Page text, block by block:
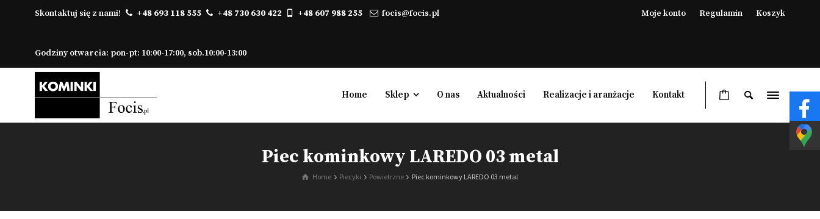
Skontaktuj się z nami! +48 693 118 555 +48 730 630 422 +48 607 988 255 focis@focis.pl
Godziny otwarcia: pon-pt: 10:00-17:00, sob.10:00-13:00
Moje konto Regulamin Koszyk
Home Sklep
Kominki elektryczne
Biokominki, kominki na biopaliwo
O nas Aktualności Realizacje i aranżacje Kontakt
Piec kominkowy LAREDO 03 metal
Home Piecyki Powietrzne Piec kominkowy LAREDO 03 metal